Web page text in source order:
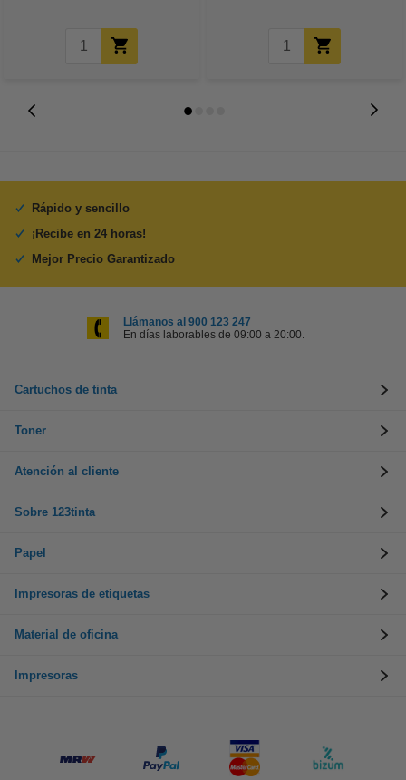
Rápido y sencillo
¡Recibe en 24 horas!
Mejor Precio Garantizado
Llámanos al 900 123 247
En días laborables de 09:00 a 20:00.
Cartuchos de tinta
Toner
Atención al cliente
Sobre 123tinta
Papel
Impresoras de etiquetas
Material de oficina
Impresoras